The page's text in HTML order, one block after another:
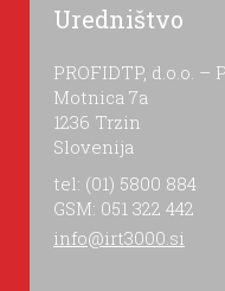
Uredništvo
PROFIDTP, d.o.o. –
Motnica 7a
1236 Trzin
Slovenija
tel: (01) 5800 884
GSM: 051 322 442
info@irt3000.si